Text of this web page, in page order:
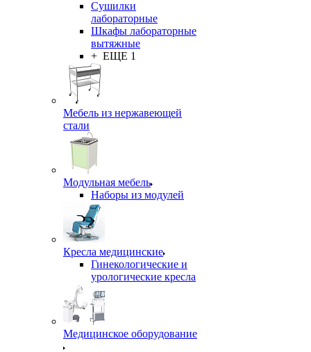
Сушилки
лабораторные
Шкафы лабораторные
вытяжные
+ ЕЩЕ 1
Мебель из нержавеющей
стали
Модульная мебель
Наборы из модулей
Кресла медицинские
Гинекологические и
урологические кресла
Медицинское оборудование